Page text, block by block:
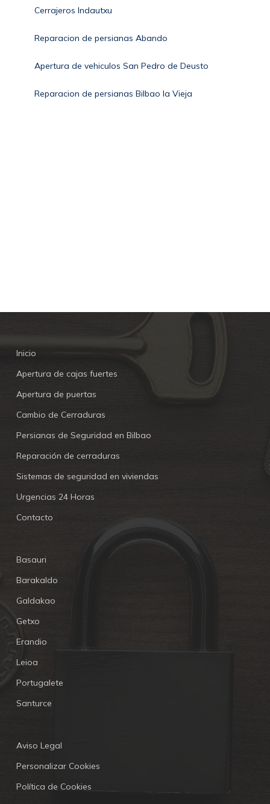
Cerrajeros Indautxu
Reparacion de persianas Abando
Apertura de vehiculos San Pedro de Deusto
Reparacion de persianas Bilbao la Vieja
Inicio
Apertura de cajas fuertes
Apertura de puertas
Cambio de Cerraduras
Persianas de Seguridad en Bilbao
Reparación de cerraduras
Sistemas de seguridad en viviendas
Urgencias 24 Horas
Contacto
Basauri
Barakaldo
Galdakao
Getxo
Erandio
Leioa
Portugalete
Santurce
Aviso Legal
Personalizar Cookies
Política de Cookies